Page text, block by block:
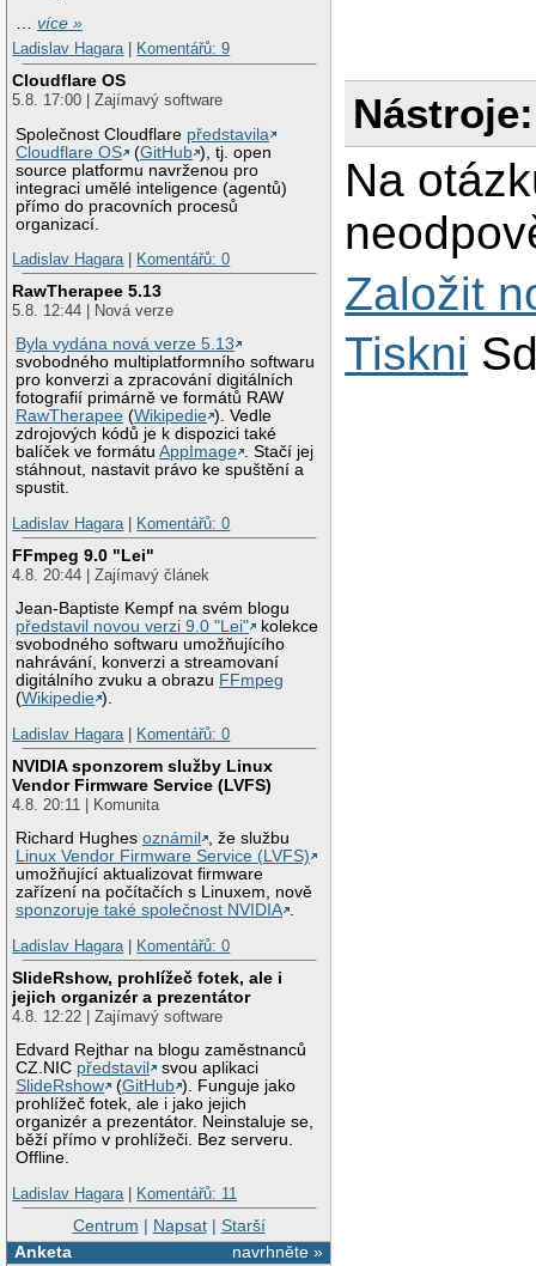
…více »
Ladislav Hagara| Komentářů: 9
Cloudflare OS
5.8. 17:00 | Zajímavý software
Společnost Cloudflare představila
Cloudflare OS
(GitHub ), tj. open
source platformu navrženou pro
integraci umělé inteligence (agentů)
přímo do pracovních procesů
organizací.
Ladislav Hagara| Komentářů: 0
RawTherapee 5.13
5.8. 12:44 | Nová verze
Byla vydána nová verze 5.13
svobodného multiplatformního softwaru
pro konverzi a zpracování digitálních
fotografií primárně ve formátů RAW
RawTherapee (Wikipedie ). Vedle
zdrojových kódů je k dispozici také
balíček ve formátuAppImage . Stačí jej
stáhnout, nastavit právo ke spuštění a
spustit.
Ladislav Hagara| Komentářů: 0
FFmpeg 9.0 "Lei"
4.8. 20:44 | Zajímavý článek
Jean-Baptiste Kempf na svém blogu
představil novou verzi 9.0 "Lei"
kolekce
svobodného softwaru umožňujícího
nahrávání, konverzi a streamovaní
digitálního zvuku a obrazu FFmpeg
(Wikipedie ).
Ladislav Hagara| Komentářů: 0
NVIDIA sponzorem služby Linux
Vendor Firmware Service (LVFS)
4.8. 20:11 | Komunita
Richard Hughesoznámil
, že službu
Linux Vendor Firmware Service (LVFS)
umožňující aktualizovat firmware
zařízení na počítačích s Linuxem, nově
sponzoruje také společnost NVIDIA .
Ladislav Hagara| Komentářů: 0
SlideRshow, prohlížeč fotek, ale i
jejich organizér a prezentátor
4.8. 12:22 | Zajímavý software
Edvard Rejthar na blogu zaměstnanců
CZ.NIC představil
svou aplikaci
SlideRshow
(GitHub ). Funguje jako
prohlížeč fotek, ale i jako jejich
organizér a prezentátor. Neinstaluje se,
běží přímo v prohlížeči. Bez serveru.
Offline.
Ladislav Hagara| Komentářů: 11
Centrum | Napsat| Starší
navrhněte »
Anketa
Nástroje:
Na
Založit
Tiskni